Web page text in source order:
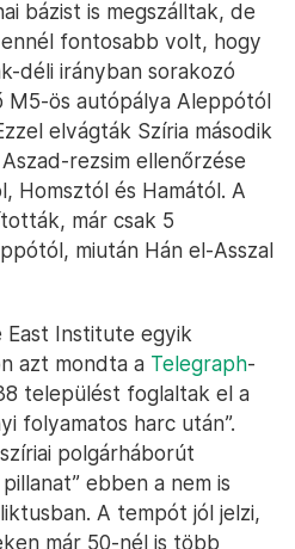
bázist is megszálltak, de
fontosabb volt, hogy
déli irányban sorakozó
M5-ös autópálya Aleppótól
elvágták Szíria második
rezsim ellenőrzése
Homsztól és Hamától. A
már csak 5
miután Hán el-Asszal
East Institute egyik
azt mondta a Telegraph-
települést foglaltak el a
folyamatos harc után”.
polgárháborút
ebben a nem is
A tempót jól jelzi,
már 50-nél is több